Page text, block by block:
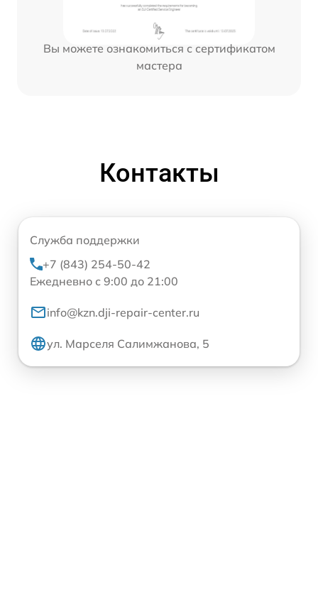
Вы можете ознакомиться с сертификатом
мастера
Контакты
Служба поддержки
+7 (843) 254-50-42
Ежедневно с 9:00 до 21:00
info@kzn.dji-repair-center.ru
ул. Марселя Салимжанова, 5